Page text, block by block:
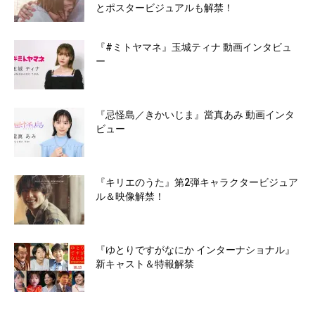
とポスタービジュアルも解禁！
『#ミトヤマネ』玉城ティナ 動画インタビュ
ー
『忌怪島／きかいじま』當真あみ 動画インタ
ビュー
『キリエのうた』第2弾キャラクタービジュア
ル＆映像解禁！
『ゆとりですがなにか インターナショナル』
新キャスト＆特報解禁